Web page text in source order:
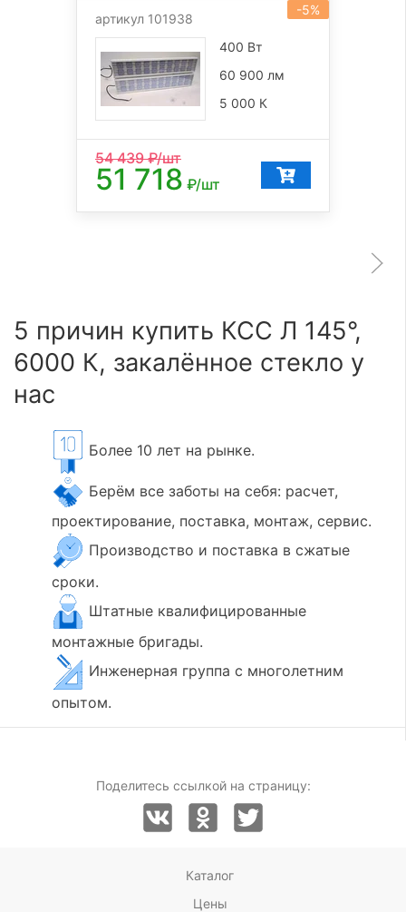
-5%
артикул 101938
400 Вт
60 900 лм
5 000 К
54 439₽/шт
51 718 ₽/шт
5 причин купить КСС Л 145°,
6000 К, закалённое стекло у
нас
Более 10 лет на рынке.
Берём все заботы на себя: расчет,
проектирование, поставка, монтаж, сервис.
Производство и поставка в сжатые
сроки.
Штатные квалифицированные
монтажные бригады.
Инженерная группа с многолетним
опытом.
Поделитесь ссылкой на страницу:
Каталог
Цены